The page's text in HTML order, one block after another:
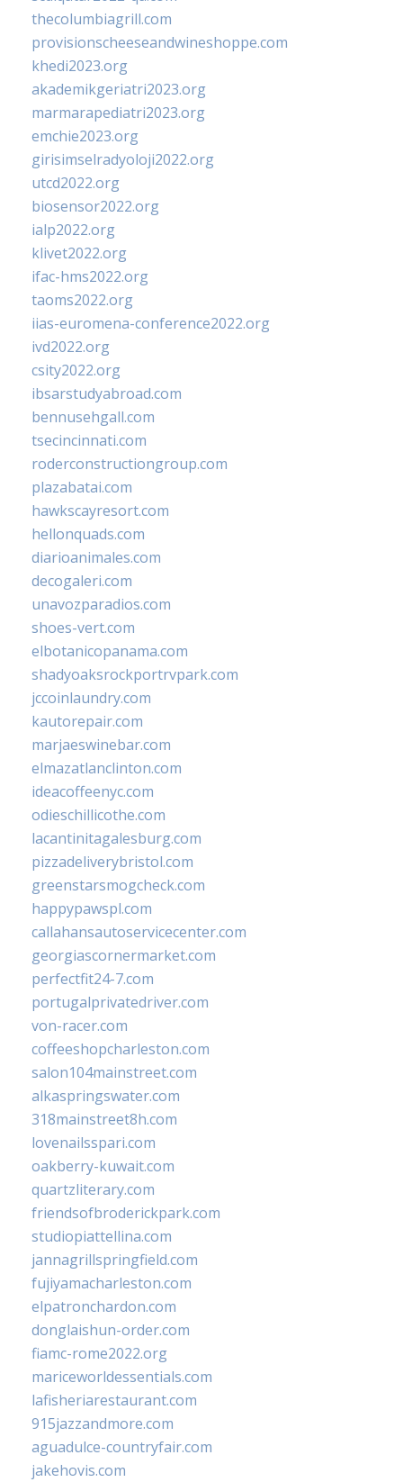
thecolumbiagrill.com
provisionscheeseandwineshoppe.com
khedi2023.org
akademikgeriatri2023.org
marmarapediatri2023.org
emchie2023.org
girisimselradyoloji2022.org
utcd2022.org
biosensor2022.org
ialp2022.org
klivet2022.org
ifac-hms2022.org
taoms2022.org
iias-euromena-conference2022.org
ivd2022.org
csity2022.org
ibsarstudyabroad.com
bennusehgall.com
tsecincinnati.com
roderconstructiongroup.com
plazabatai.com
hawkscayresort.com
hellonquads.com
diarioanimales.com
decogaleri.com
unavozparadios.com
shoes-vert.com
elbotanicopanama.com
shadyoaksrockportrvpark.com
jccoinlaundry.com
kautorepair.com
marjaeswinebar.com
elmazatlanclinton.com
ideacoffeenyc.com
odieschillicothe.com
lacantinitagalesburg.com
pizzadeliverybristol.com
greenstarsmogcheck.com
happypawspl.com
callahansautoservicecenter.com
georgiascornermarket.com
perfectfit24-7.com
portugalprivatedriver.com
von-racer.com
coffeeshopcharleston.com
salon104mainstreet.com
alkaspringswater.com
318mainstreet8h.com
lovenailsspari.com
oakberry-kuwait.com
quartzliterary.com
friendsofbroderickpark.com
studiopiattellina.com
jannagrillspringfield.com
fujiyamacharleston.com
elpatronchardon.com
donglaishun-order.com
fiamc-rome2022.org
mariceworldessentials.com
lafisheriarestaurant.com
915jazzandmore.com
aguadulce-countryfair.com
jakehovis.com